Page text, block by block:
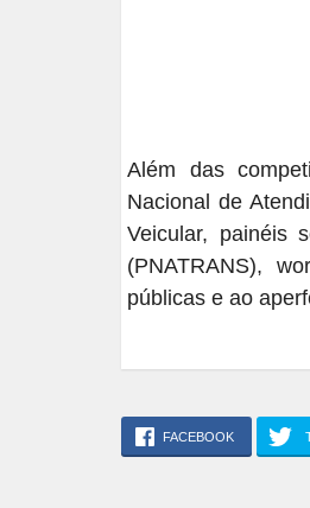
Além das
Nacional de
Veicular, painéis
(PNATRANS),
públicas e ao
FACEBOOK